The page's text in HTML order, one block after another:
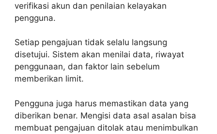
verifikasi akun dan penilaian kelayakan
pengguna.
Setiap pengajuan tidak selalu langsung
disetujui. Sistem akan menilai data, riwayat
penggunaan, dan faktor lain sebelum
memberikan limit.
Pengguna juga harus memastikan data yang
diberikan benar. Mengisi data asal asalan bisa
membuat pengajuan ditolak atau menimbulkan